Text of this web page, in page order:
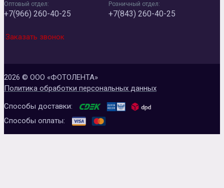
Оптовый отдел:
+7(966) 260-40-25
Розничный отдел:
+7(843) 260-40-25
Заказать звонок
2026 © ООО «ФОТОЛЕНТА»
Политика обработки персональных данных
Способы доставки:
Способы оплаты: